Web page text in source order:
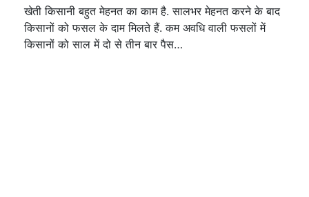
खेती किसानी बहुत मेहनत का काम है. सालभर मेहनत करने के बाद
किसानों को फसल के दाम मिलते हैं. कम अवधि वाली फसलों में
किसानों को साल में दो से तीन बार पैस…